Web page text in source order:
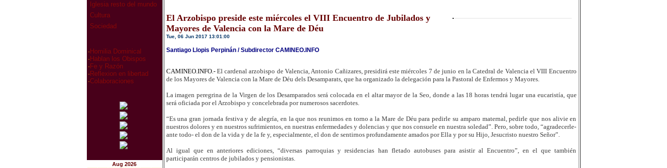
Iglesia resto del mundo
Cultura
Sociedad
· Homilia Dominical
· Hablan los Obispos
· Fe y Razón
· Reflexion en libertad
·Colaboraciones
Aug 2026
El Arzobispo preside este miércoles el VIII Encuentro de Jubilados y
Mayores de Valencia con la Mare de Déu
Tue, 06 Jun 2017 13:01:00
Santiago Llopis Perpinán / Subdirector CAMINEO.INFO
CAMINEO.INFO.- El cardenal arzobispo de Valencia, Antonio Cañizares, presidirá este miércoles 7 de junio en la Catedral de Valencia el VIII Encuentro
de los Mayores de Valencia con la Mare de Déu dels Desamparats, que ha organizado la delegación para la Pastoral de Enfermos y Mayores.
La imagen peregrina de la Virgen de los Desamparados será colocada en el altar mayor de la Seo, donde a las 18 horas tendrá lugar una eucaristía, que
será oficiada por el Arzobispo y concelebrada por numerosos sacerdotes.
“Es una gran jornada festiva y de alegría, en la que nos reunimos en torno a la Mare de Déu para pedirle su amparo maternal, pedirle que nos alivie en
nuestros dolores y en nuestros sufrimientos, en nuestras enfermedades y dolencias y que nos consuele en nuestra soledad”. Pero, sobre todo, “agradecerle-
ante todo- el don de la vida y de la fe y, especialmente, el don de sentirnos profundamente amados por Ella y por su Hijo, Jesucristo nuestro Señor”.
Al igual que en anteriores ediciones, “diversas parroquias y residencias han fletado autobuses para asistir al Encuentro”, en el que también
participarán centros de jubilados y pensionistas.